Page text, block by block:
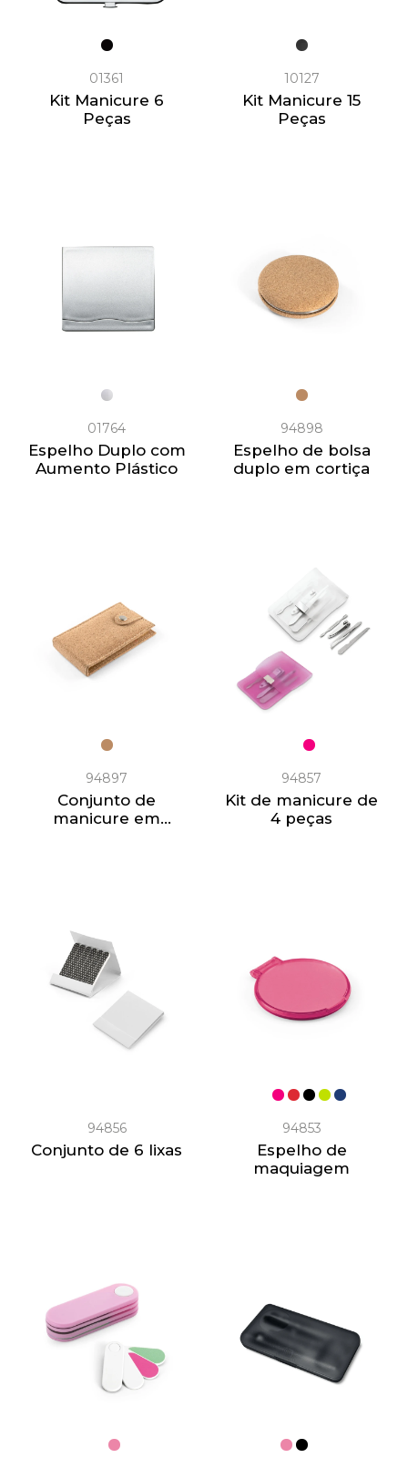
01361
Kit Manicure 6
Peças
10127
Kit Manicure 15
Peças
01764
Espelho Duplo com
Aumento Plástico
94898
Espelho de bolsa
duplo em cortiça
94897
Conjunto de
manicure em
94857
Kit de manicure de
4 peças
94856
Conjunto de 6 lixas
94853
Espelho de
maquiagem